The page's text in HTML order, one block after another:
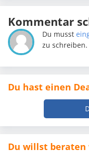
Kommentar
Du musst
zu schreiben.
Du hast einen
Du willst beraten